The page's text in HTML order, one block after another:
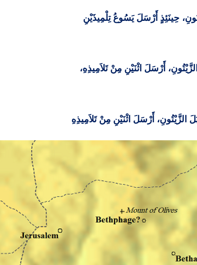
حِينَئِذٍ أَرْسَلَ يَسُوعُ تِلْمِيذَيْنِ
أَرْسَلَ اثْنَيْنِ مِنْ تَلاَمِيذِهِ،
أَرْسَلَ اثْنَيْنِ مِنْ تَلاَمِيذِهِ